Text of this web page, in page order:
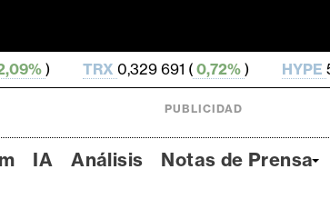
691 ( 0,72%) HYPE54,62 ( 0,43%)
PUBLICIDAD
IA Análisis Notas de Prensa